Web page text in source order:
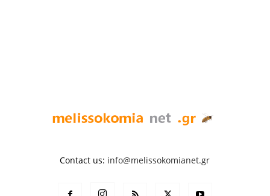
Contact us: info@melissokomianet.gr